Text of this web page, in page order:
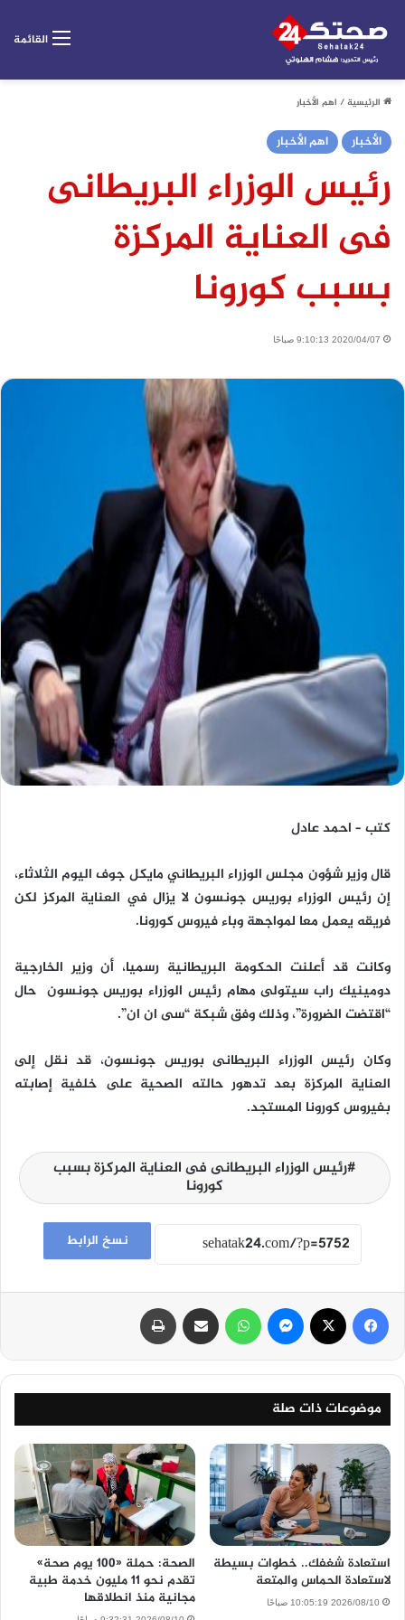
القائمة
الرئيسية/ اهم الأخبار
الأخبار اهم الأخبار
رئيس الوزراء البريطانى
فى العناية المركزة
بسبب كورونا
2020/04/07 9:10:13 صباحًا
كتب – احمد عادل
قال وزير شؤون مجلس الوزراء البريطاني مايكل جوف اليوم الثلاثاء،
إن رئيس الوزراء بوريس جونسون لا يزال في العناية المركز لكن
فريقه يعمل معا لمواجهة وباء فيروس كورونا.
وكانت قد أعلنت الحكومة البريطانية رسميا، أن وزير الخارجية
دومينيك راب سيتولى مهام رئيس الوزراء بوريس جونسون حال
“اقتضت الضرورة”، وذلك وفق شبكة “سى ان ان”.
وكان رئيس الوزراء البريطانى بوريس جونسون، قد نقل إلى
العناية المركزة بعد تدهور حالته الصحية على خلفية إصابته
بفيروس كورونا المستجد.
رئيس الوزراء البريطانى فى العناية المركزة بسبب
كورونا
نسخ الرابط
فيسبوك ماسنجر واتساب مشاركة عبر البريد
موضوعات ذات صلة
استعادة شغفك.. خطوات بسيطة
لاستعادة الحماس والمتعة
2026/08/10 10:05:19 صباحًا
الصحة: حملة «100 يوم صحة»
تقدم نحو 11 مليون خدمة طبية
مجانية منذ انطلاقها